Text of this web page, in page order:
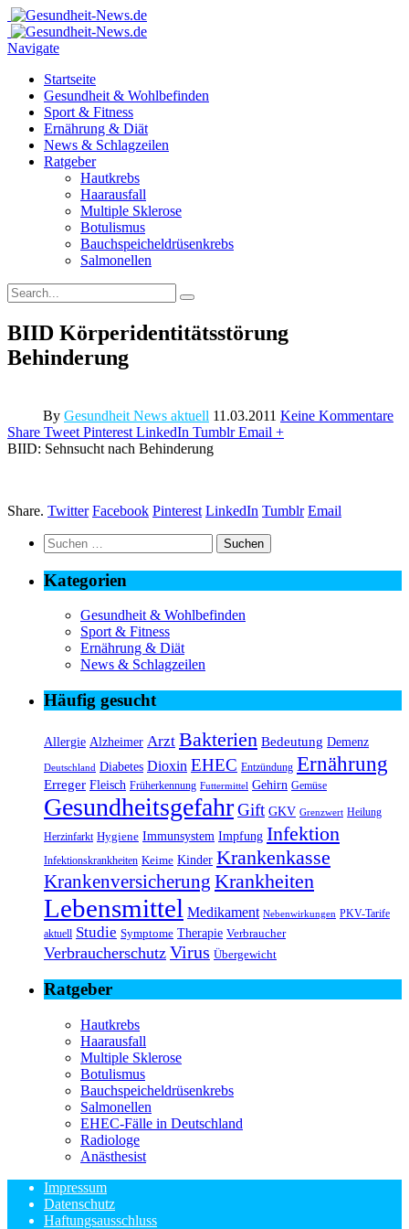
Navigate
Startseite
Gesundheit & Wohlbefinden
Sport & Fitness
Ernährung & Diät
News & Schlagzeilen
Ratgeber
Hautkrebs
Haarausfall
Multiple Sklerose
Botulismus
Bauchspeicheldrüsenkrebs
Salmonellen
BIID Körperidentitätsstörung
Behinderung
By Gesundheit News aktuell 11.03.2011 Keine Kommentare
Share Tweet Pinterest LinkedIn Tumblr Email +
BIID: Sehnsucht nach Behinderung
Share. Twitter Facebook Pinterest LinkedIn Tumblr Email
Suchen
nach:
Kategorien
Gesundheit & Wohlbefinden
Sport & Fitness
Ernährung & Diät
News & Schlagzeilen
Häufig gesucht
Allergie Alzheimer Arzt Bakterien Bedeutung Demenz
Deutschland Diabetes Dioxin EHEC Entzündung Ernährung
Erreger Fleisch Früherkennung Futtermittel Gehirn Gemüse
GesundheitsgefahrGift GKV Grenzwert Heilung
Herzinfarkt Hygiene Immunsystem Impfung Infektion
Infektionskrankheiten Keime Kinder Krankenkasse
Krankenversicherung Krankheiten
Lebensmittel Medikament Nebenwirkungen PKV-Tarife
aktuell Studie Symptome Therapie Verbraucher
Verbraucherschutz Virus Übergewicht
Ratgeber
Hautkrebs
Haarausfall
Multiple Sklerose
Botulismus
Bauchspeicheldrüsenkrebs
Salmonellen
EHEC-Fälle in Deutschland
Radiologe
Anästhesist
Impressum
Datenschutz
Haftungsausschluss